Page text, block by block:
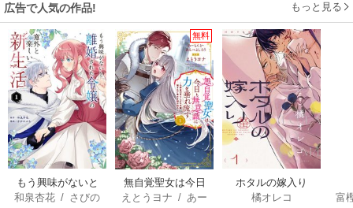
広告で人気の作品! もっと見る
もう興味がないと
離婚された令嬢の
和泉杏花 / さびの
無料
無自覚聖女は今日
も無意識に力を垂
えとうヨナ / あー
ホタルの嫁入り
橘オレコ
富